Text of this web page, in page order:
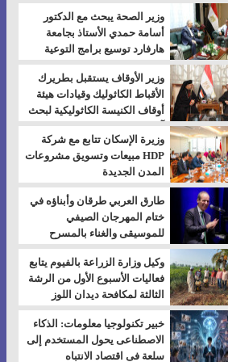
بالسويس
وزير الصحة يبحث مع الدكتور
أسامة حمدي الأستاذ بجامعة
هارفارد توسيع برامج التوعية
بمرض السكري
وزير الأوقاف يستقبل بطريرك
الأقباط الكاثوليك وقيادات هيئة
أوقاف الكنيسة الكاثوليكية لبحث
آفاق التعاون المشترك
وزيرة الإسكان تتابع مع شركة
HDP مبيعات وتسويق مشروعات
المدن الجديدة
طارق العربي طرقان وأبناؤه في
ختام المهرجان الصيفي
للموسيقى والغناء بالمسرح
المكشوف
وكيل وزارة الزراعة بالفيوم يتابع
فعاليات الأسبوع الأول من الرشة
الثالثة لمكافحة ديدان اللوز
للقطن
خبير تكنولوجيا معلومات: الذكاء
الاصطناعى يحول المستخدم إلى
سلعة فى اقتصاد الانتباه